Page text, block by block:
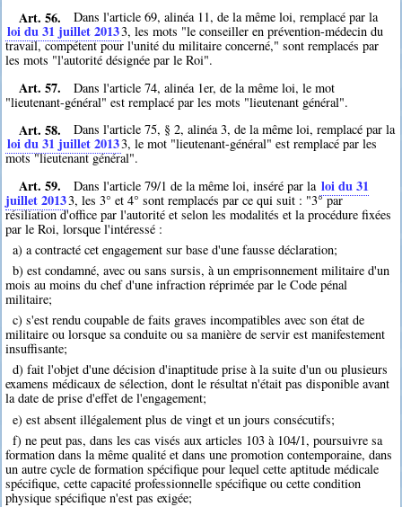
Art. 56. Dans l'article 69, alinéa 11, de la même loi, remplacé par la
loi du 31 juillet 20133, les mots "le conseiller en prévention-médecin du
travail, compétent pour l'unité du militaire concerné," sont remplacés par
les mots "l'autorité désignée par le Roi".
Art. 57.
Dans l'article 74, alinéa 1er, de la même loi, le mot
"lieutenant-général" est remplacé par les mots "lieutenant général".
Art. 58. Dans l'article 75, § 2, alinéa 3, de la même loi, remplacé par la
loi du 31 juillet 20133, le mot "lieutenant-général" est remplacé par les
mots "lieutenant général".
Art. 59. Dans l'article 79/1 de la même loi, inséré par la loi du 31
juillet 20133, les 3° et 4° sont remplacés par ce qui suit : "3° par
résiliation d'office par l'autorité et selon les modalités et la procédure fixées
par le Roi, lorsque l'intéressé :
a) a contracté cet engagement sur base d'une fausse déclaration;
b) est condamné, avec ou sans sursis, à un emprisonnement militaire d'un
mois au moins du chef d'une infraction réprimée par le Code pénal
militaire;
c) s'est rendu coupable de faits graves incompatibles avec son état de
militaire ou lorsque sa conduite ou sa manière de servir est manifestement
insuffisante;
d) fait l'objet d'une décision d'inaptitude prise à la suite d'un ou plusieurs
examens médicaux de sélection, dont le résultat n'était pas disponible avant
la date de prise d'effet de l'engagement;
e) est absent illégalement plus de vingt et un jours consécutifs;
f) ne peut pas, dans les cas visés aux articles 103 à 104/1, poursuivre sa
formation dans la même qualité et dans une promotion contemporaine, dans
un autre cycle de formation spécifique pour lequel cette aptitude médicale
spécifique, cette capacité professionnelle spécifique ou cette condition
physique spécifique n'est pas exigée;